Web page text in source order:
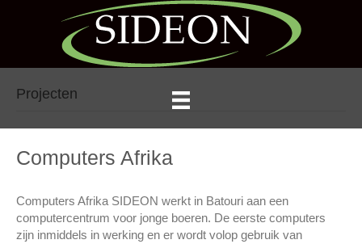
Projecten
Computers Afrika
Computers Afrika SIDEON werkt in Batouri aan een
computercentrum voor jonge boeren. De eerste computers
zijn inmiddels in werking en er wordt volop gebruik van